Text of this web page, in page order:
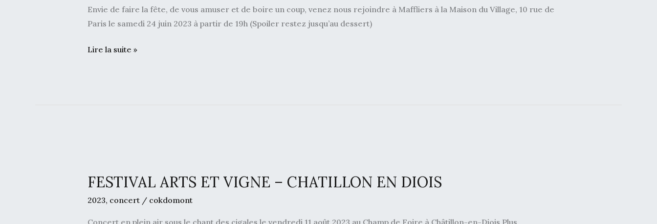
Envie de faire la fête, de vous amuser et de boire un coup, venez nous rejoindre à Maffliers à la Maison du Village, 10 rue de
Paris le samedi 24 juin 2023 à partir de 19h (Spoiler restez jusqu’au dessert)
Lire la suite »
FESTIVAL ARTS ET VIGNE – CHATILLON EN DIOIS
2023, concert/ cokdomont
ET
VIGNE